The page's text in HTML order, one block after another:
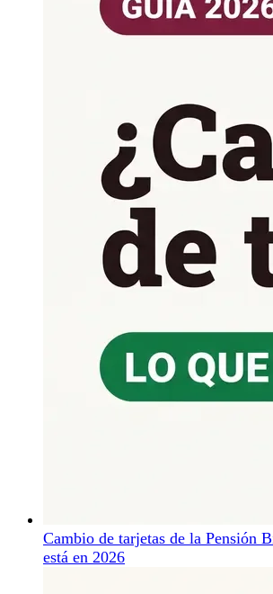
Cambio de tarjetas de la Pensión
está en 2026